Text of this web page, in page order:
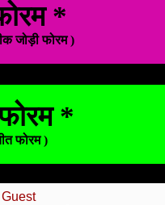
*
जोड़ी फोरम )
*
फोरम )